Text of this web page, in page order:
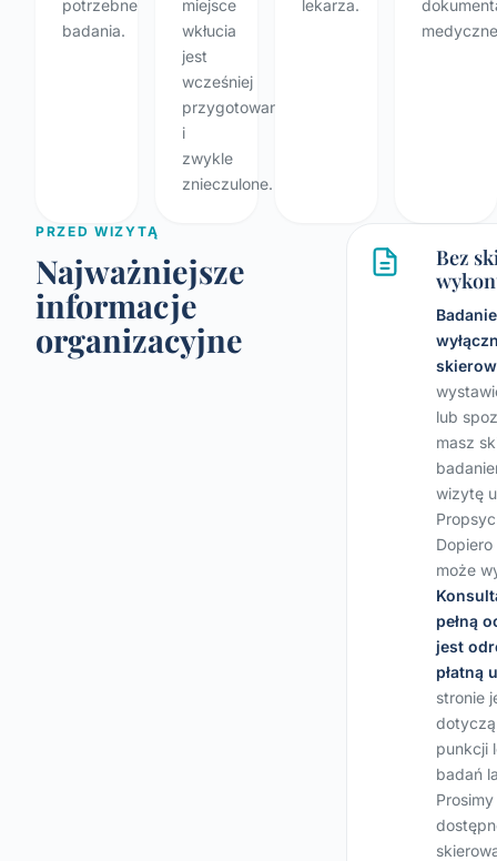
potrzebne
badania.
miejsce
wkłucia
jest
wcześniej
przygotowane
i
zwykle
znieczulone.
lekarza.
PRZED WIZYTĄ
Najważniejsze
informacje
organizacyjne
Bez
lub
masz
wizytę
może
pełną
jest
płatną
stronie
dotyczą
punkcji
badań